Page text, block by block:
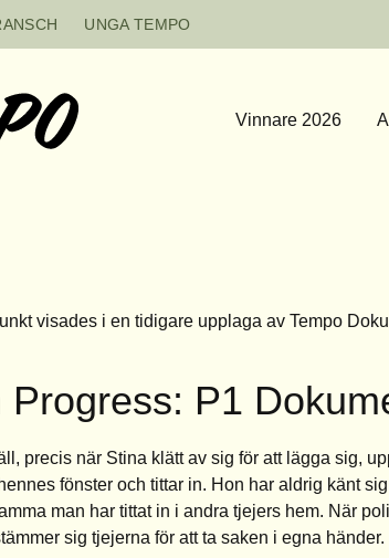
UNGA TEMPO
Vinnare 2026
visades i en tidigare upplaga av Tempo
Progress: P1
precis när Stina klätt av sig för att lägga sig,
fönster och tittar in. Hon har aldrig känt
man har tittat in i andra tjejers hem. När
sig tjejerna för att ta saken i egna händer.